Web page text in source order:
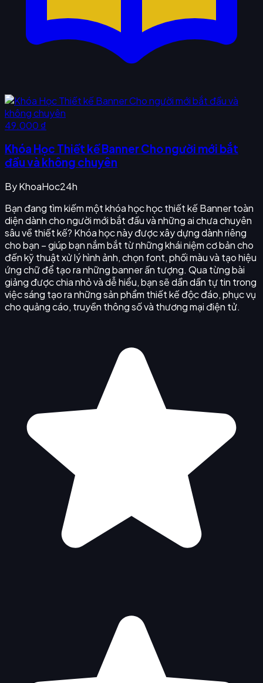
49.000 ₫
Khóa Học Thiết kế Banner Cho người mới bắt
đầu và không chuyên
ByKhoaHoc24h
Bạn đang tìm kiếm một khóa học học thiết kế Banner toàn
diện dành cho người mới bắt đầu và những ai chưa chuyên
sâu về thiết kế? Khóa học này được xây dựng dành riêng
cho bạn – giúp bạn nắm bắt từ những khái niệm cơ bản cho
đến kỹ thuật xử lý hình ảnh, chọn font, phối màu và tạo hiệu
ứng chữ để tạo ra những banner ấn tượng. Qua từng bài
giảng được chia nhỏ và dễ hiểu, bạn sẽ dần dần tự tin trong
việc sáng tạo ra những sản phẩm thiết kế độc đáo, phục vụ
cho quảng cáo, truyền thông số và thương mại điện tử.